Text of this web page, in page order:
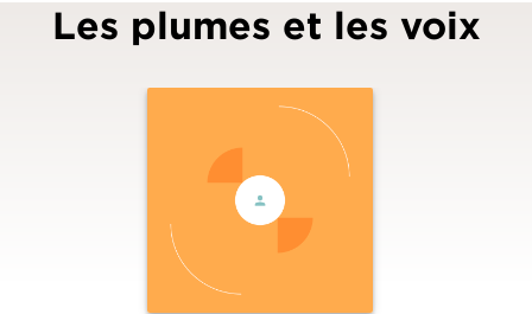
Les plumes et les voix